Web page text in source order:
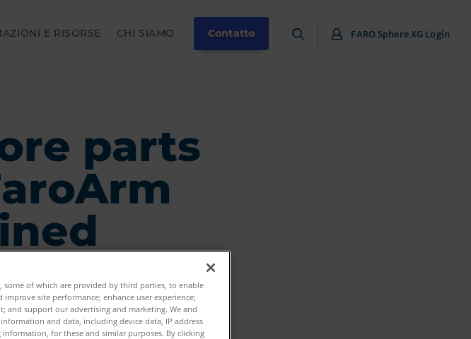
E RISORSE CHI SIAMO Contatto FARO Sphere XG Login
parts
some of which are provided by third parties, to enable
site performance; enhance user experience;
and support our advertising and marketing. We and
and data, including device data, IP address
for these and similar purposes. By clicking